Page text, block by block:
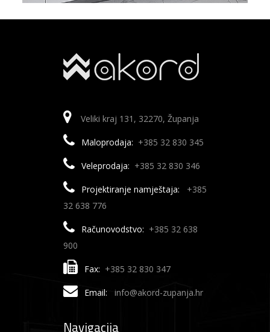
Veliki kraj 131, 32270, Županja
Maloprodaja: +385 32 830 345
Veleprodaja: +385 32 830 346
Projektiranje namještaja:
+385
32 638 776
Računovodstvo: +385 32 638
900
Fax: +385 32 830 347
Email: info@akord-zupanja.hr
Navigacija